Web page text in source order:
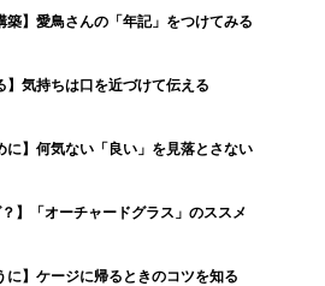
築】愛鳥さんの「年記」をつけてみる
】気持ちは口を近づけて伝える
に】何気ない「良い」を見落とさない
】「オーチャードグラス」のススメ
に】ケージに帰るときのコツを知る